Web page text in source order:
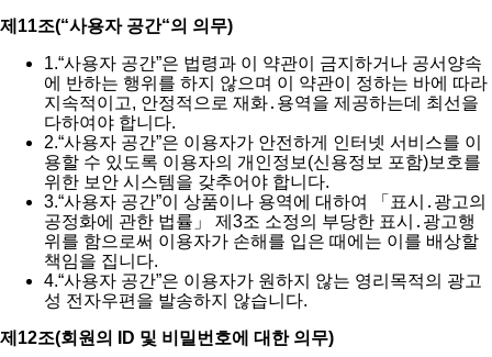
제11조(“사용자 공간“의 의무)
1.“사용자 공간”은 법령과 이 약관이 금지하거나 공서양속
에 반하는 행위를 하지 않으며 이 약관이 정하는 바에 따라
지속적이고, 안정적으로 재화․용역을 제공하는데 최선을
다하여야 합니다.
2.“사용자 공간”은 이용자가 안전하게 인터넷 서비스를 이
용할 수 있도록 이용자의 개인정보(신용정보 포함)보호를
위한 보안 시스템을 갖추어야 합니다.
3.“사용자 공간”이 상품이나 용역에 대하여 「표시․광고의
공정화에 관한 법률」 제3조 소정의 부당한 표시․광고행
위를 함으로써 이용자가 손해를 입은 때에는 이를 배상할
책임을 집니다.
4.“사용자 공간”은 이용자가 원하지 않는 영리목적의 광고
성 전자우편을 발송하지 않습니다.
제12조(회원의 ID 및 비밀번호에 대한 의무)